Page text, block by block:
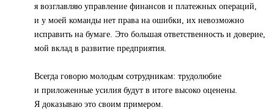
я возглавляю управление финансов и платежных операций,
и у моей команды нет права на ошибки, их невозможно
исправить на бумаге. Это большая ответственность и доверие,
мой вклад в развитие предприятия.
Всегда говорю молодым сотрудникам: трудолюбие
и приложенные усилия будут в итоге высоко оценены.
Я доказываю это своим примером.